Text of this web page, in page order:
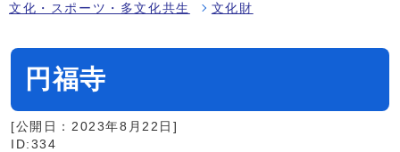
文化・スポーツ・多文化共生 文化財
円福寺
[公開日：2023年8月22日]
ID:334